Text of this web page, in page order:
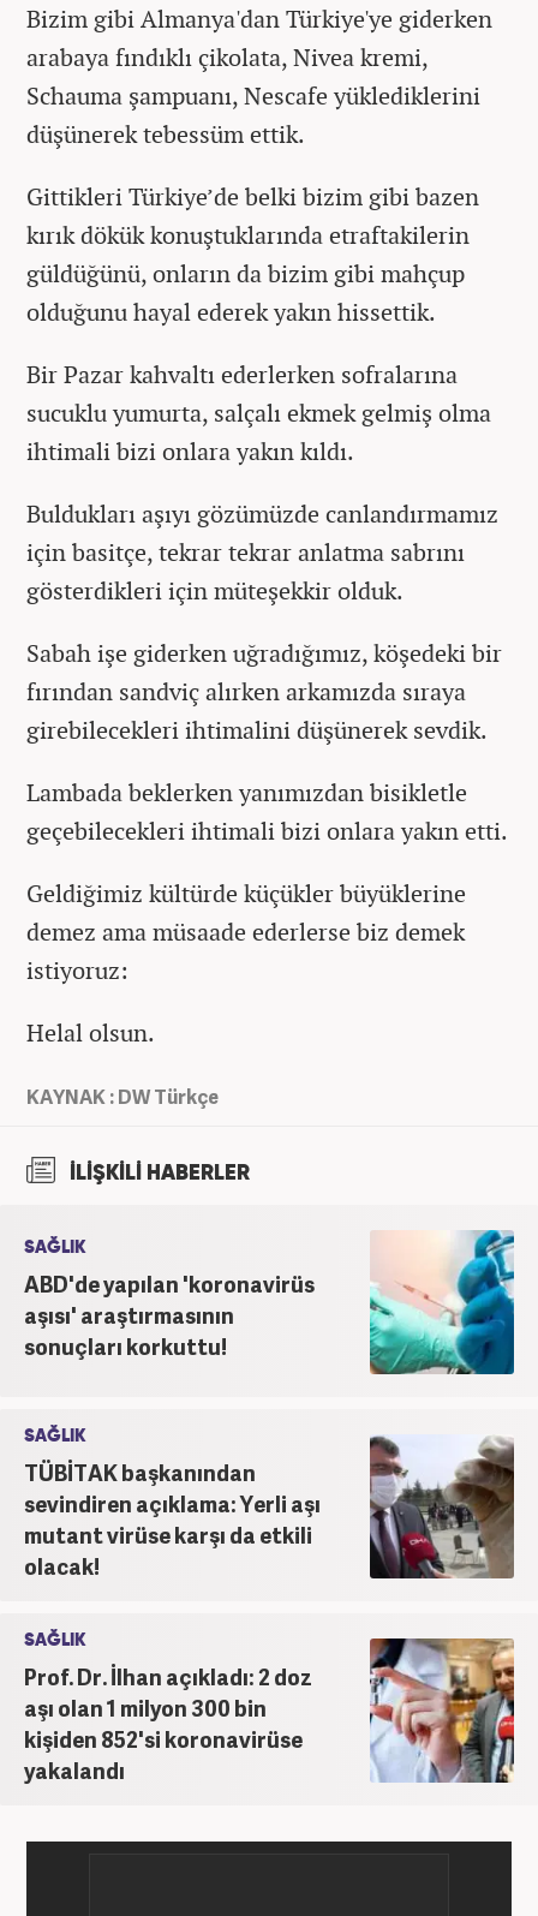
Bizim gibi Almanya'dan Türkiye'ye giderken
arabaya fındıklı çikolata, Nivea kremi,
Schauma şampuanı, Nescafe yüklediklerini
düşünerek tebessüm ettik.
Gittikleri Türkiye’de belki bizim gibi bazen
kırık dökük konuştuklarında etraftakilerin
güldüğünü, onların da bizim gibi mahçup
olduğunu hayal ederek yakın hissettik.
Bir Pazar kahvaltı ederlerken sofralarına
sucuklu yumurta, salçalı ekmek gelmiş olma
ihtimali bizi onlara yakın kıldı.
Buldukları aşıyı gözümüzde canlandırmamız
için basitçe, tekrar tekrar anlatma sabrını
gösterdikleri için müteşekkir olduk.
Sabah işe giderken uğradığımız, köşedeki bir
fırından sandviç alırken arkamızda sıraya
girebilecekleri ihtimalini düşünerek sevdik.
Lambada beklerken yanımızdan bisikletle
geçebilecekleri ihtimali bizi onlara yakın etti.
Geldiğimiz kültürde küçükler büyüklerine
demez ama müsaade ederlerse biz demek
istiyoruz:
Helal olsun.
KAYNAK : DW Türkçe
İLİŞKİLİ HABERLER
SAĞLIK
ABD'de yapılan 'koronavirüs
aşısı' araştırmasının
sonuçları korkuttu!
SAĞLIK
TÜBİTAK başkanından
sevindiren açıklama: Yerli aşı
mutant virüse karşı da etkili
olacak!
SAĞLIK
Prof. Dr. İlhan açıkladı: 2 doz
aşı olan 1 milyon 300 bin
kişiden 852'si koronavirüse
yakalandı